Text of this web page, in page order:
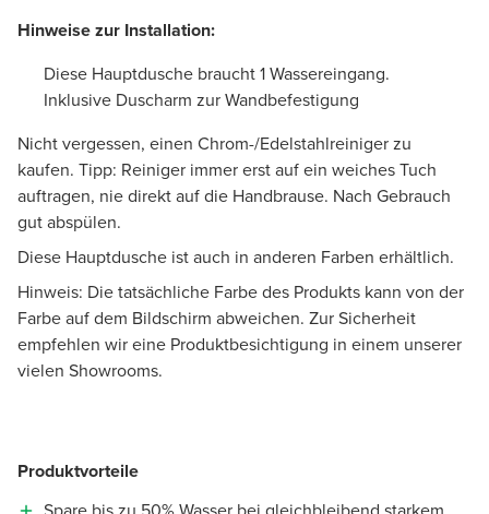
Hinweise zur Installation:
Diese Hauptdusche braucht 1 Wassereingang.
Inklusive Duscharm zur Wandbefestigung
Nicht vergessen, einen Chrom-/Edelstahlreiniger zu
kaufen. Tipp: Reiniger immer erst auf ein weiches Tuch
auftragen, nie direkt auf die Handbrause. Nach Gebrauch
gut abspülen.
Diese Hauptdusche ist auch in anderen Farben erhältlich.
Hinweis: Die tatsächliche Farbe des Produkts kann von der
Farbe auf dem Bildschirm abweichen. Zur Sicherheit
empfehlen wir eine Produktbesichtigung in einem unserer
vielen Showrooms.
Produktvorteile